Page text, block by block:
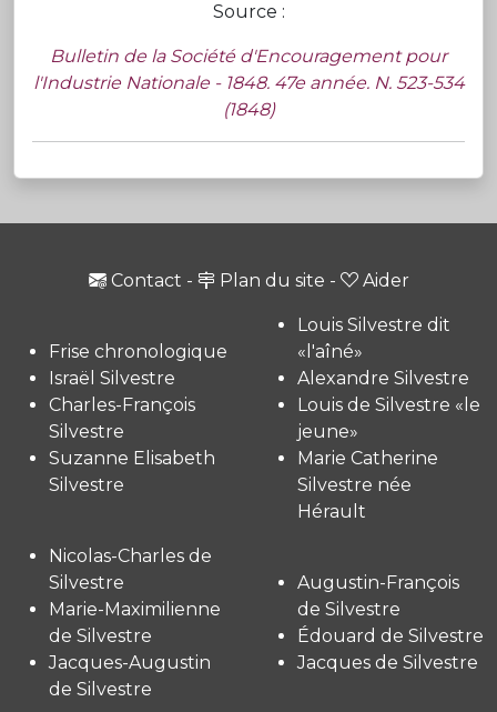
Source :
Bulletin de la Société d'Encouragement pour
l'Industrie Nationale - 1848. 47e année. N. 523-534
(1848)
Contact - Plan du site - Aider
Frise chronologique
Israël Silvestre
Charles-François
Silvestre
Suzanne Elisabeth
Silvestre
Louis Silvestre dit
«l'aîné»
Alexandre Silvestre
Louis de Silvestre «le
jeune»
Marie Catherine
Silvestre née
Hérault
Nicolas-Charles de
Silvestre
Marie-Maximilienne
de Silvestre
Jacques-Augustin
de Silvestre
Augustin-François
de Silvestre
Édouard de Silvestre
Jacques de Silvestre